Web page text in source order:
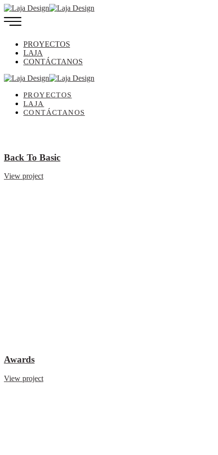
PROYECTOS
LAJA
CONTÁCTANOS
PROYECTOS
LAJA
CONTÁCTANOS
Back To Basic
View project
Awards
View project